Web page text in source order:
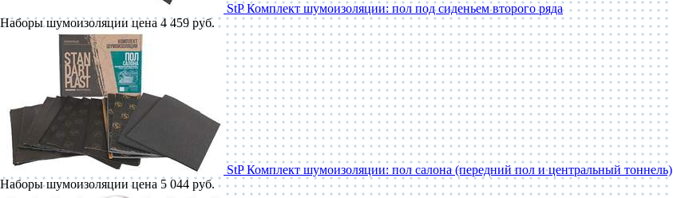
StP Комплект шумоизоляции: пол под сиденьем второго ряда
Наборы шумоизоляции цена 4 459 руб.
StP Комплект шумоизоляции: пол салона (передний пол и центральный тоннель)
Наборы шумоизоляции цена 5 044 руб.